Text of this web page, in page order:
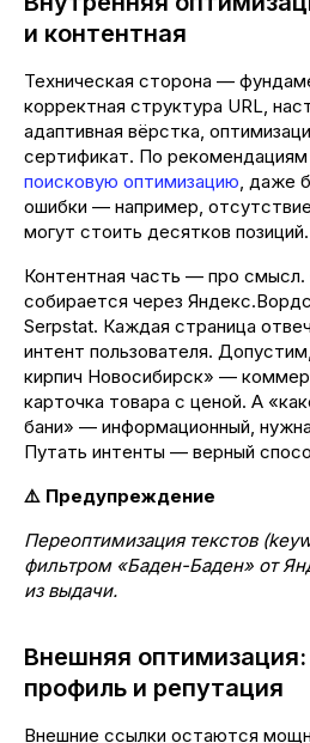
и контентная
Техническая сторона —
корректная структура URL,
адаптивная вёрстка,
сертификат. По рекомендациям
поисковую оптимизацию, даже
ошибки — например,
могут стоить десятков позиций.
Контентная часть — про
собирается через
Serpstat. Каждая страница
интент пользователя.
кирпич Новосибирск» —
карточка товара с ценой. А
бани» — информационный,
Путать интенты — верный
⚠️ Предупреждение
Переоптимизация текстов
фильтром «Баден-Баден» от
из выдачи.
Внешняя
профиль и репутация
Внешние ссылки остаются